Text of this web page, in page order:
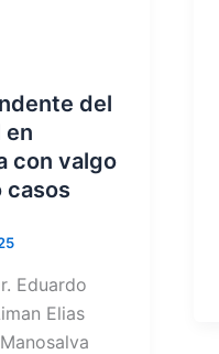
del
en
con valgo
casos
Eduardo
Elias